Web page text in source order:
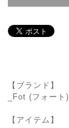
【ブランド】
_Fot (フォート)
【アイテム】